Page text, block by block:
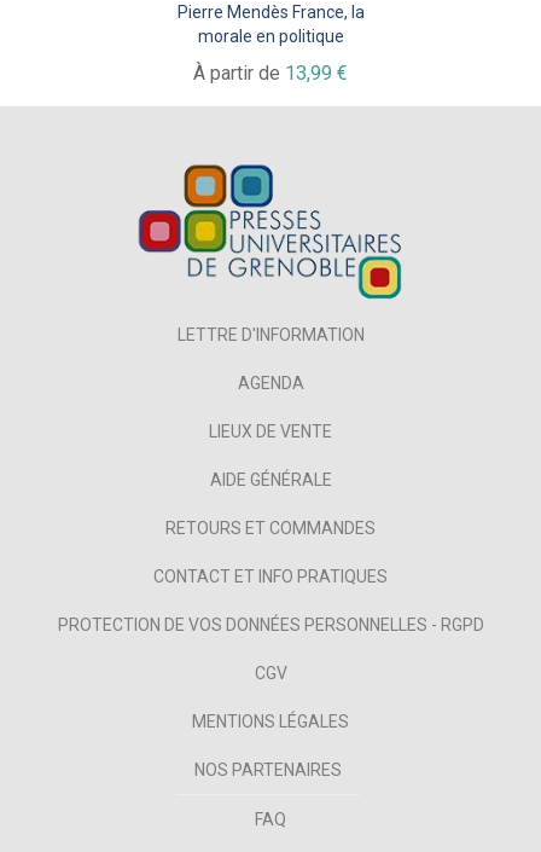
Pierre Mendès France, la
morale en politique
À partir de 13,99 €
LETTRE D'INFORMATION
AGENDA
LIEUX DE VENTE
AIDE GÉNÉRALE
RETOURS ET COMMANDES
CONTACT ET INFO PRATIQUES
PROTECTION DE VOS DONNÉES PERSONNELLES - RGPD
CGV
MENTIONS LÉGALES
NOS PARTENAIRES
FAQ